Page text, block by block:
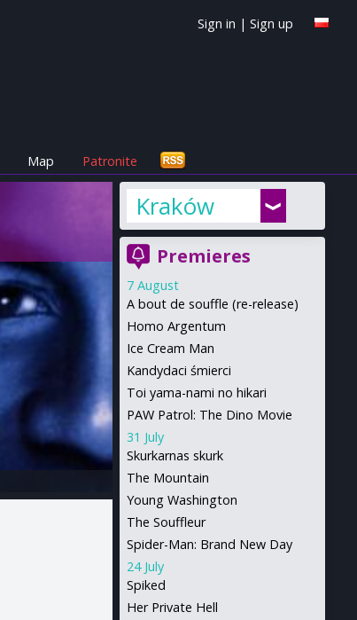
Sign in | Sign up
Map Patronite
Kraków
Premieres
7 August
A bout de souffle (re-release)
Homo Argentum
Ice Cream Man
Kandydaci śmierci
Toi yama-nami no hikari
PAW Patrol: The Dino Movie
31 July
Skurkarnas skurk
The Mountain
Young Washington
The Souffleur
Spider-Man: Brand New Day
24 July
Spiked
Her Private Hell